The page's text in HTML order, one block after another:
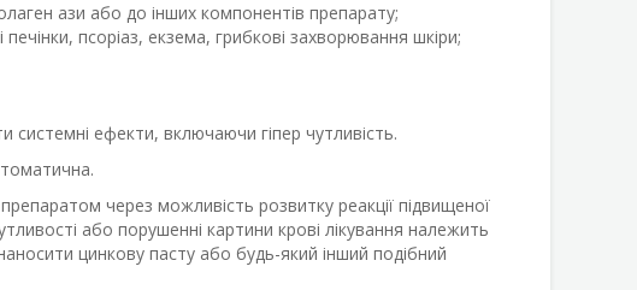
ази або до інших компонентів препарату;
псоріаз, екзема, грибкові захворювання шкіри;
системні ефекти, включаючи гіпер чутливість.
через можливість розвитку реакції підвищеної
або порушенні картини крові лікування належить
цинкову пасту або будь-який інший подібний